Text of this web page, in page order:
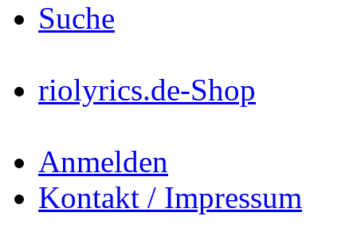
Suche
riolyrics.de-Shop
Anmelden
Kontakt / Impressum